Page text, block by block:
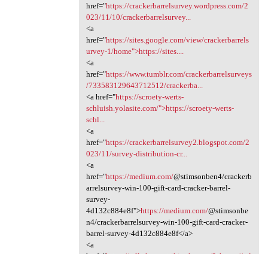
href="https://crackerbarrelsurvey.wordpress.com/2
023/11/10/crackerbarrelsurvey...
<a
href="https://sites.google.com/view/crackerbarrels
urvey-1/home">https://sites....
<a
href="https://www.tumblr.com/crackerbarrelsurveys
/733583129643712512/crackerba...
<a href="https://scroety-werts-
schluish.yolasite.com/">https://scroety-werts-
schl...
<a
href="https://crackerbarrelsurvey2.blogspot.com/2
023/11/survey-distribution-cr...
<a
href="https://medium.com/@stimsonben4/crackerb
arrelsurvey-win-100-gift-card-cracker-barrel-
survey-
4d132c884e8f">https://medium.com/@stimsonbe
n4/crackerbarrelsurvey-win-100-gift-card-cracker-
barrel-survey-4d132c884e8f</a>
<a